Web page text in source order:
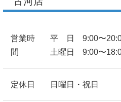
営業時
間
平 日 9:00〜
土曜日 9:00〜
定休日 日曜日・祝日